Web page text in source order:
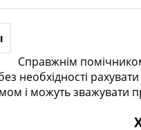
Справжнім
без необхідності
і можуть зважувати